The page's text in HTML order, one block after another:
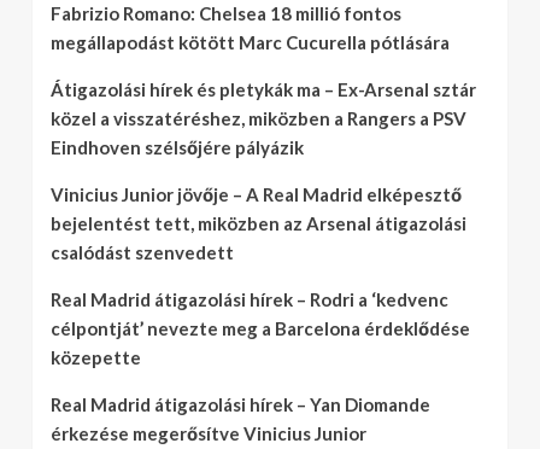
Fabrizio Romano: Chelsea 18 millió fontos
megállapodást kötött Marc Cucurella pótlására
Átigazolási hírek és pletykák ma – Ex-Arsenal sztár
közel a visszatéréshez, miközben a Rangers a PSV
Eindhoven szélsőjére pályázik
Vinicius Junior jövője – A Real Madrid elképesztő
bejelentést tett, miközben az Arsenal átigazolási
csalódást szenvedett
Real Madrid átigazolási hírek – Rodri a ‘kedvenc
célpontját’ nevezte meg a Barcelona érdeklődése
közepette
Real Madrid átigazolási hírek – Yan Diomande
érkezése megerősítve Vinicius Junior